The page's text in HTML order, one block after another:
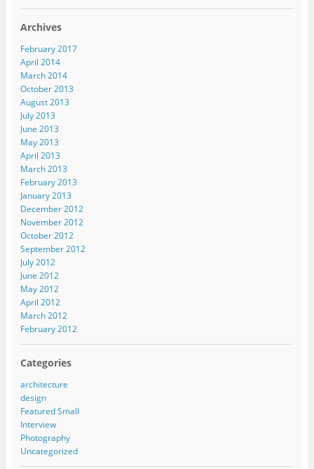
Archives
February 2017
April 2014
March 2014
October 2013
August 2013
July 2013
June 2013
May 2013
April 2013
March 2013
February 2013
January 2013
December 2012
November 2012
October 2012
September 2012
July 2012
June 2012
May 2012
April 2012
March 2012
February 2012
Categories
architecture
design
Featured Small
Interview
Photography
Uncategorized